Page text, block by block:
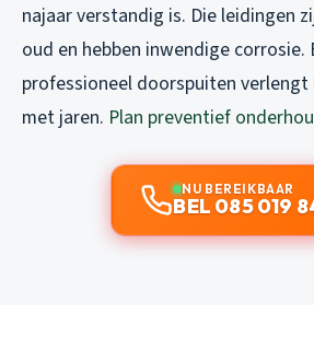
najaar verstandig is. Die leidingen
oud en hebben inwendige corrosie.
professioneel doorspuiten verlengt
met jaren. Plan preventief
NU BEREIKBAAR
BEL 085 019